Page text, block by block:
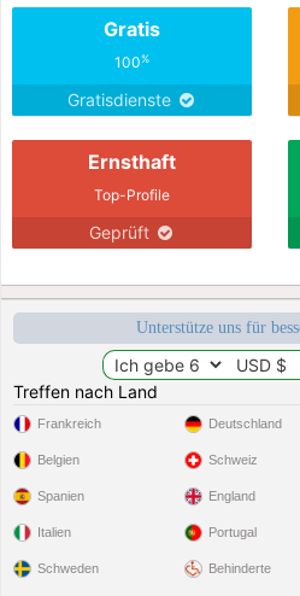
Gratis
100%
Gratisdienste
Ernsthaft
Top-Profile
Geprüft
Unterstütze uns für
Treffen nach Land
Frankreich
Belgien
Spanien
Italien
Schweden
Deutschland
Schweiz
England
Portugal
Behinderte